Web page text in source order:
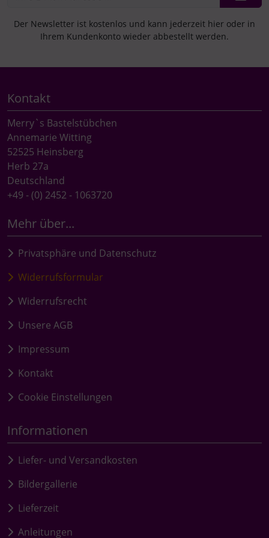
Der Newsletter ist kostenlos und kann jederzeit hier oder in
Ihrem Kundenkonto wieder abbestellt werden.
Kontakt
Merry`s Bastelstübchen
Annemarie Witting
52525 Heinsberg
Herb 27a
Deutschland
+49 - (0) 2452 - 1063720
Mehr über...
Privatsphäre und Datenschutz
Widerrufsformular
Widerrufsrecht
Unsere AGB
Impressum
Kontakt
Cookie Einstellungen
Informationen
Liefer- und Versandkosten
Bildergallerie
Lieferzeit
Anleitungen